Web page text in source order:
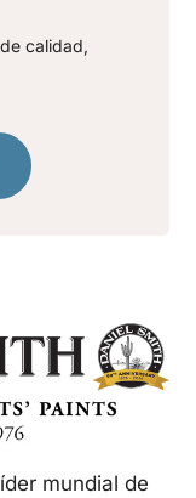
calidad,
mundial de